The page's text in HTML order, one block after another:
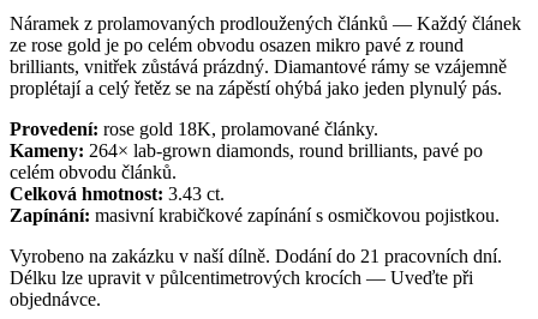
Náramek z prolamovaných prodloužených článků — Každý článek
ze rose gold je po celém obvodu osazen mikro pavé z round
brilliants, vnitřek zůstává prázdný. Diamantové rámy se vzájemně
proplétají a celý řetěz se na zápěstí ohýbá jako jeden plynulý pás.
Provedení: rose gold 18K, prolamované články.
Kameny: 264× lab-grown diamonds, round brilliants, pavé po
celém obvodu článků.
Celková hmotnost: 3.43 ct.
Zapínání: masivní krabičkové zapínání s osmičkovou pojistkou.
Vyrobeno na zakázku v naší dílně. Dodání do 21 pracovních dní.
Délku lze upravit v půlcentimetrových krocích — Uveďte při
objednávce.